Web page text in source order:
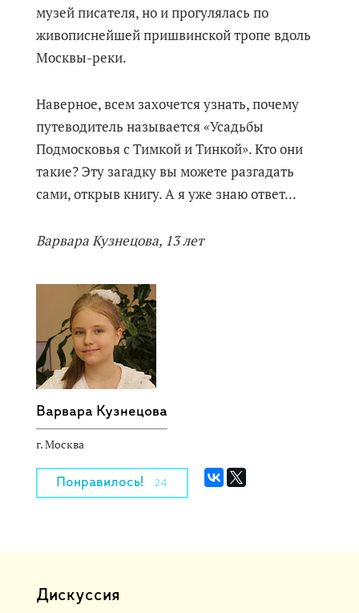
музей писателя, но и прогулялась по
живописнейшей пришвинской тропе вдоль
Москвы-реки.
Наверное, всем захочется узнать, почему
путеводитель называется «Усадьбы
Подмосковья с Тимкой и Тинкой». Кто они
такие? Эту загадку вы можете разгадать
сами, открыв книгу. А я уже знаю ответ...
Варвара Кузнецова, 13 лет
Варвара Кузнецова
г. Москва
Понравилось! 24
Дискуссия